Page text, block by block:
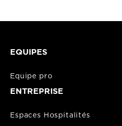
EQUIPES
Equipe pro
ENTREPRISE
Espaces Hospitalités